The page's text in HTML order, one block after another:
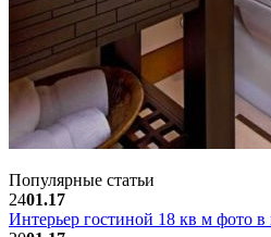
Популярные статьи
2401.17
Интерьер гостиной 18 кв м фото